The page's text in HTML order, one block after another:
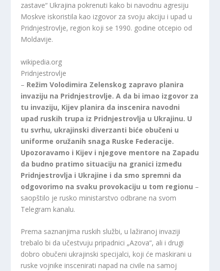
zastave“ Ukrajina pokrenuti kako bi navodnu agresiju
Moskve iskoristila kao izgovor za svoju akciju i upad u
Pridnjestrovlje, region koji se 1990. godine otcepio od
Moldavije.
wikipedia.org
Pridnjestrovlje
– Režim Volodimira Zelenskog zapravo planira
invaziju na Pridnjestrovlje. A da bi imao izgovor za
tu invaziju, Kijev planira da inscenira navodni
upad ruskih trupa iz Pridnjestrovlja u Ukrajinu. U
tu svrhu, ukrajinski diverzanti biće obučeni u
uniforme oružanih snaga Ruske Federacije.
Upozoravamo i Kijev i njegove mentore na Zapadu
da budno pratimo situaciju na granici između
Pridnjestrovlja i Ukrajine i da smo spremni da
odgovorimo na svaku provokaciju u tom regionu –
saopštilo je rusko ministarstvo odbrane na svom
Telegram kanalu.
Prema saznanjima ruskih službi, u lažiranoj invaziji
trebalo bi da učestvuju pripadnici „Azova“, ali i drugi
dobro obučeni ukrajinski specijalci, koji će maskirani u
ruske vojnike inscenirati napad na civile na samoj